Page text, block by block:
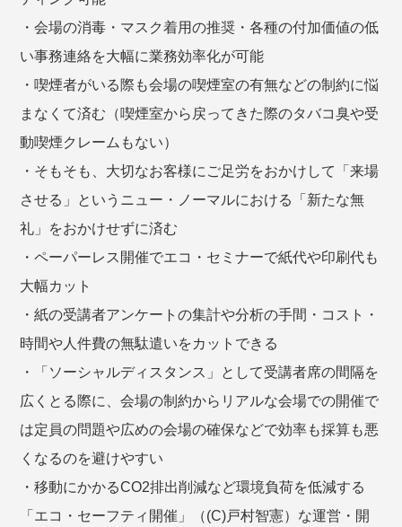
・会場の消毒・マスク着用の推奨・各種の付加価値の低
い事務連絡を大幅に業務効率化が可能
・喫煙者がいる際も会場の喫煙室の有無などの制約に悩
まなくて済む（喫煙室から戻ってきた際のタバコ臭や受
動喫煙クレームもない）
・そもそも、大切なお客様にご足労をおかけして「来場
させる」というニュー・ノーマルにおける「新たな無
礼」をおかけせずに済む
・ペーパーレス開催でエコ・セミナーで紙代や印刷代も
大幅カット
・紙の受講者アンケートの集計や分析の手間・コスト・
時間や人件費の無駄遣いをカットできる
・「ソーシャルディスタンス」として受講者席の間隔を
広くとる際に、会場の制約からリアルな会場での開催で
は定員の問題や広めの会場の確保などで効率も採算も悪
くなるのを避けやすい
・移動にかかるCO2排出削減など環境負荷を低減する
「エコ・セーフティ開催」（(C)戸村智憲）な運営・開